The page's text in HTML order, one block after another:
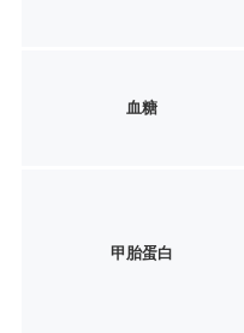
血糖
甲胎蛋白